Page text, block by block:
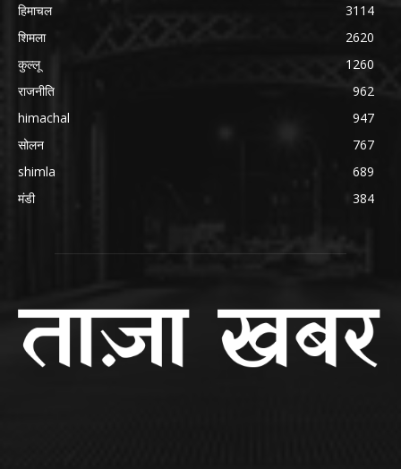
हिमाचल
3114
शिमला
2620
कुल्लू
1260
राजनीति
962
himachal
947
सोलन
767
shimla
689
मंडी
384